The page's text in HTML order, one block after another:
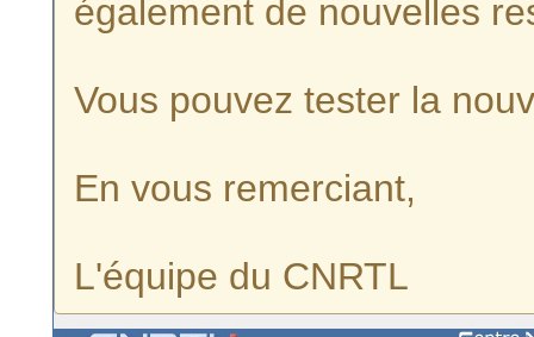
également de nouvelles
Vous pouvez tester la
En vous remerciant,
L'équipe du CNRTL